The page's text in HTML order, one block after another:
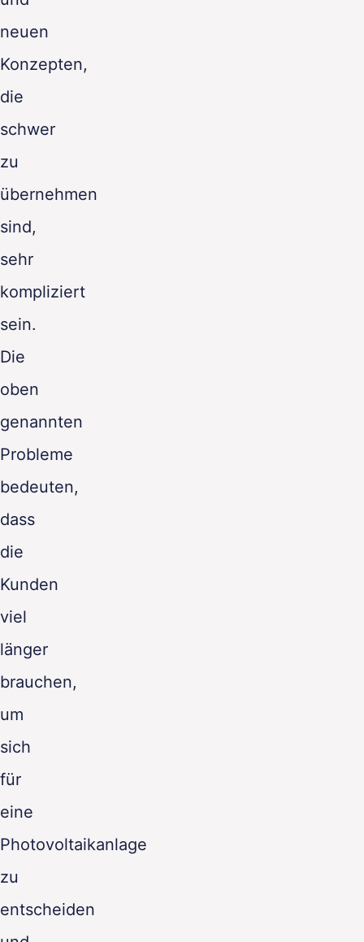
neuen
Konzepten,
die
schwer
zu
übernehmen
sind,
sehr
kompliziert
sein.
Die
oben
genannten
Probleme
bedeuten,
dass
die
Kunden
viel
länger
brauchen,
um
sich
für
eine
Photovoltaikanlage
zu
entscheiden